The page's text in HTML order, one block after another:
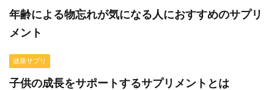
年齢による物忘れが気になる人におすすめのサプリ
メント
健康サプリ
子供の成長をサポートするサプリメントとは